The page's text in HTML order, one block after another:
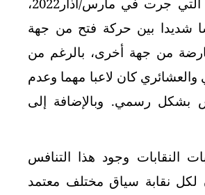
شديدا بين حركة فتح من جهة
من جهة أخرى، بالرغم من
والعشائري كان لاعبا مهما وعدم
بشكل رسمي. وبالإضافة إلى
النقابات وجود هذا التنافس
لكل نقابة سياق مختلف معتمد